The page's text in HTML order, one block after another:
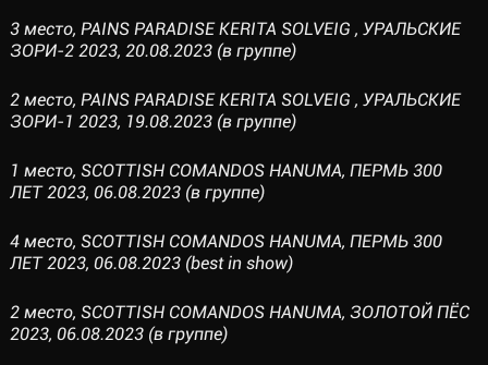
3 место, PAINS PARADISE KERITA SOLVEIG , УРАЛЬСКИЕ
ЗОРИ-2 2023, 20.08.2023 (в группе)
2 место, PAINS PARADISE KERITA SOLVEIG , УРАЛЬСКИЕ
ЗОРИ-1 2023, 19.08.2023 (в группе)
1 место, SCOTTISH COMANDOS HANUMA, ПЕРМЬ 300
ЛЕТ 2023, 06.08.2023 (в группе)
4 место, SCOTTISH COMANDOS HANUMA, ПЕРМЬ 300
ЛЕТ 2023, 06.08.2023 (best in show)
2 место, SCOTTISH COMANDOS HANUMA, ЗОЛОТОЙ ПЁС
2023, 06.08.2023 (в группе)